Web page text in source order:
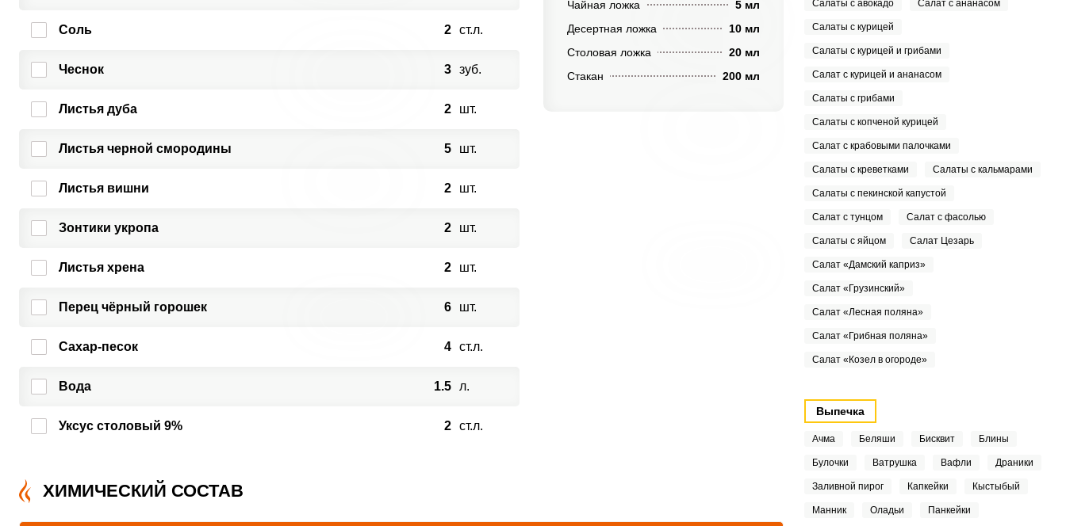
Соль 2 ст.л.
Чеснок 3 зуб.
Листья дуба 2 шт.
Листья черной смородины 5 шт.
Листья вишни 2 шт.
Зонтики укропа 2 шт.
Листья хрена 2 шт.
Перец чёрный горошек 6 шт.
Сахар-песок 4 ст.л.
Вода 1.5 л.
Уксус столовый 9% 2 ст.л.
Чайная ложка
5 мл
Десертная ложка
10 мл
Столовая ложка
20 мл
Стакан
200 мл
ХИМИЧЕСКИЙ СОСТАВ
Салаты с авокадо Салат с ананасом
Салаты с курицей
Салаты с курицей и грибами
Салат с курицей и ананасом
Салаты с грибами
Салаты с копченой курицей
Салат с крабовыми палочками
Салаты с креветками Салаты с кальмарами
Салаты с пекинской капустой
Салат с тунцом Салат с фасолью
Салаты с яйцом Салат Цезарь
Салат «Дамский каприз»
Салат «Грузинский»
Салат «Лесная поляна»
Салат «Грибная поляна»
Салат «Козел в огороде»
Выпечка
Ачма Беляши Бисквит Блины
Булочки Ватрушка Вафли Драники
Заливной пирог Капкейки Кыстыбый
Манник Оладьи Панкейки